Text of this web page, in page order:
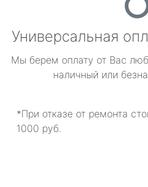
Универсальная
Мы берем оплату от Вас
наличный или
*При отказе от ремонта
1000 руб.